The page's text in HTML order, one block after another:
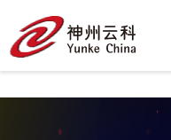
爱游戏首页 -
AYX SPORTS